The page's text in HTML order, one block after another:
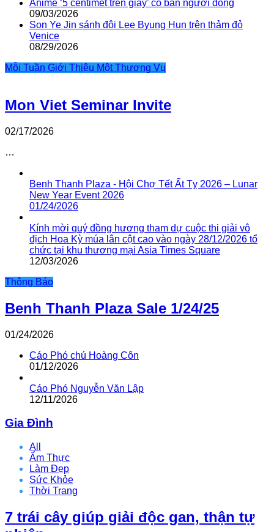
Anime ‘5 centimet trên giây’ có bản người đóng
09/03/2026
Son Ye Jin sánh đôi Lee Byung Hun trên thảm đỏ
Venice
08/29/2026
Mỗi Tuần Giới Thiệu Một Thương Vụ
Mon Viet Seminar Invite
02/17/2026
…
Benh Thanh Plaza - Hội Chợ Tết Ất Tỵ 2026 – Lunar
New Year Event 2026
01/24/2026
Kính mời quý đồng hương tham dự cuộc thi giải vô
địch Hoa Kỳ múa lân cột cao vào ngày 28/12/2026 tổ
chức tại khu thương mại Asia Times Square
12/03/2026
Thông Báo
Benh Thanh Plaza Sale 1/24/25
01/24/2026
Cáo Phó chú Hoàng Côn
01/12/2026
Cáo Phó Nguyễn Văn Lập
12/11/2026
Gia Đình
All
Ẩm Thực
Làm Đẹp
Sức Khỏe
Thời Trang
7 trái cây giúp giải độc gan, thận tự